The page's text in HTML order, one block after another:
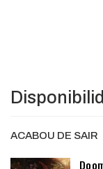
ACABOU DE SAIR